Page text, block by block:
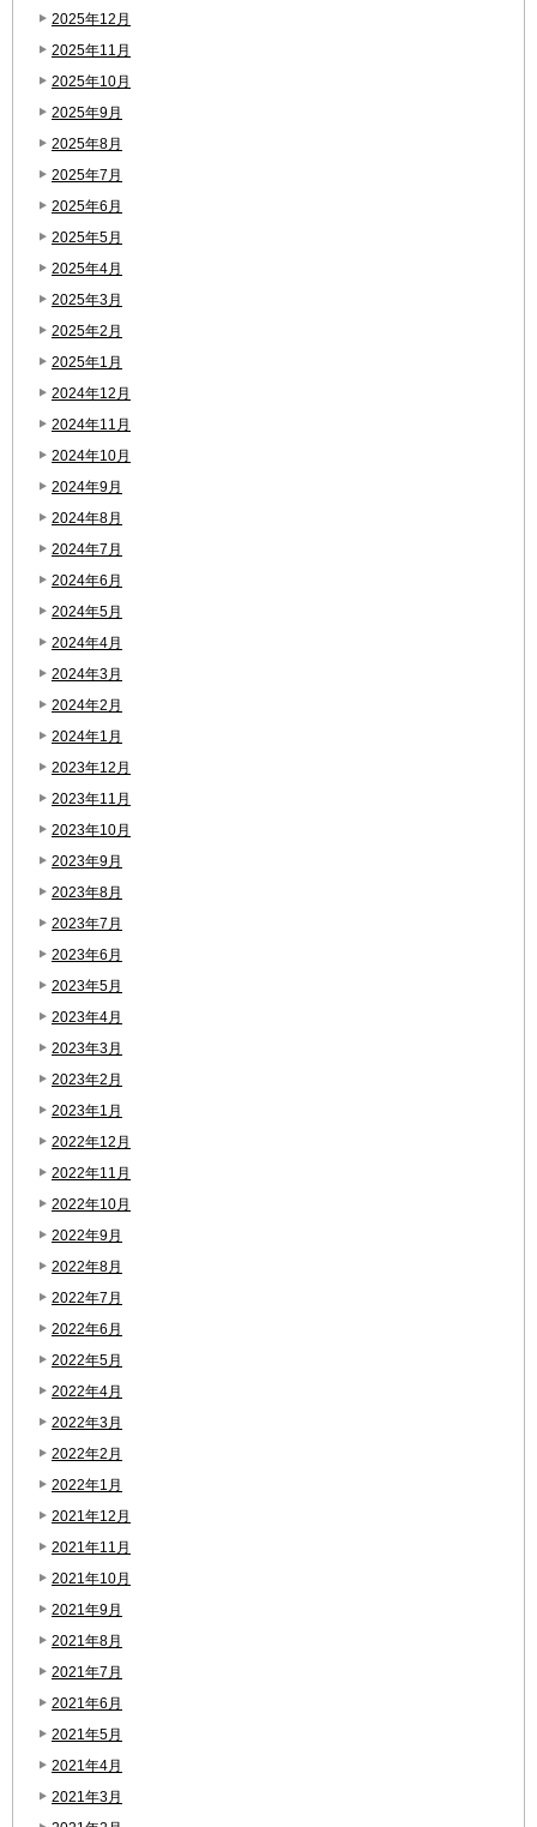
2025年12月
2025年11月
2025年10月
2025年9月
2025年8月
2025年7月
2025年6月
2025年5月
2025年4月
2025年3月
2025年2月
2025年1月
2024年12月
2024年11月
2024年10月
2024年9月
2024年8月
2024年7月
2024年6月
2024年5月
2024年4月
2024年3月
2024年2月
2024年1月
2023年12月
2023年11月
2023年10月
2023年9月
2023年8月
2023年7月
2023年6月
2023年5月
2023年4月
2023年3月
2023年2月
2023年1月
2022年12月
2022年11月
2022年10月
2022年9月
2022年8月
2022年7月
2022年6月
2022年5月
2022年4月
2022年3月
2022年2月
2022年1月
2021年12月
2021年11月
2021年10月
2021年9月
2021年8月
2021年7月
2021年6月
2021年5月
2021年4月
2021年3月